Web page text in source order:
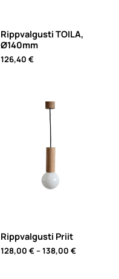
Rippvalgusti TOILA,
Ø140mm
126,40 €
Rippvalgusti Priit
128,00 €–138,00 €Price